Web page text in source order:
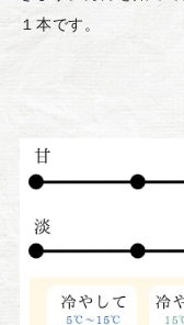
１本です。